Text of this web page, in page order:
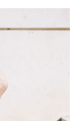
između
partnerskog
kožu bez skupih